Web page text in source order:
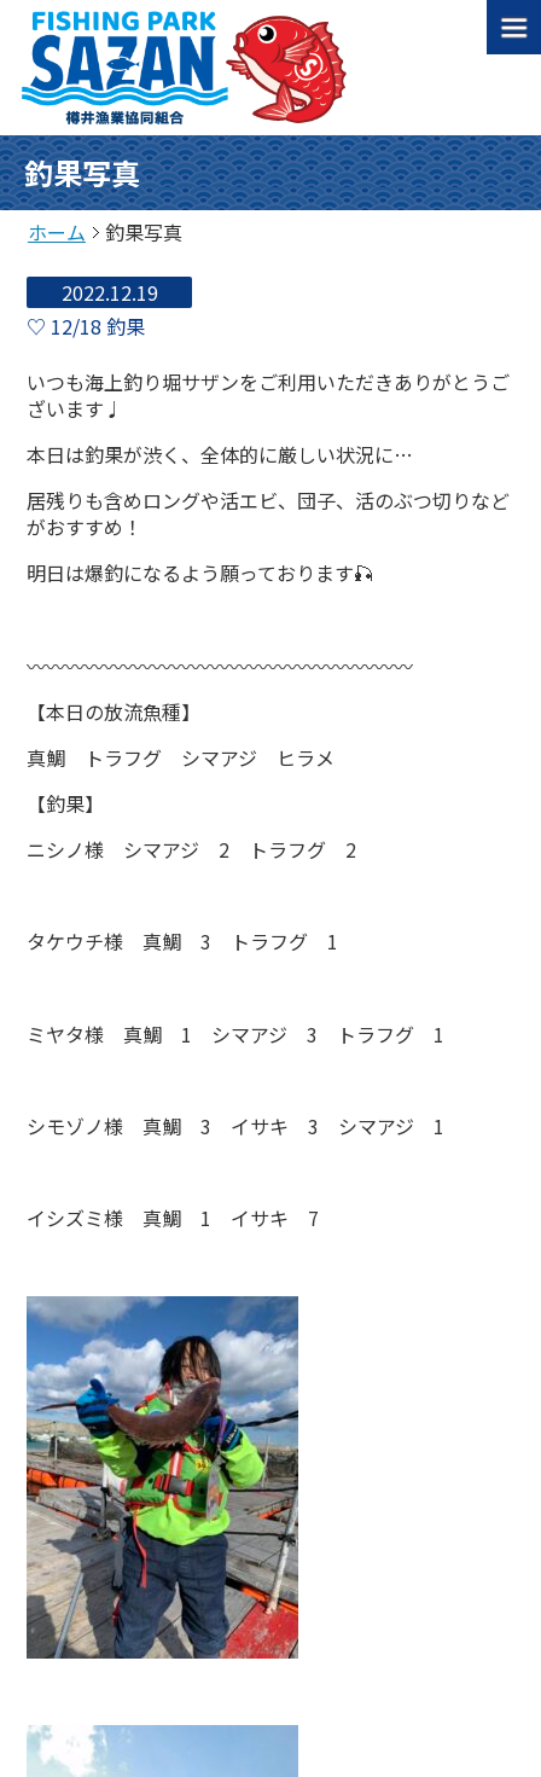
釣果写真
ホーム 釣果写真
2022.12.19
♡ 12/18 釣果
いつも海上釣り堀サザンをご利用いただきありがとうご
ざいます♩
本日は釣果が渋く、全体的に厳しい状況に…
居残りも含めロングや活エビ、団子、活のぶつ切りなど
がおすすめ！
明日は爆釣になるよう願っております🎣
〰〰〰〰〰〰〰〰〰〰〰〰〰〰〰〰〰〰〰〰
【本日の放流魚種】
真鯛 トラフグ シマアジ ヒラメ
【釣果】
ニシノ様 シマアジ 2 トラフグ 2
タケウチ様 真鯛 3 トラフグ 1
ミヤタ様 真鯛 1 シマアジ 3 トラフグ 1
シモゾノ様 真鯛 3 イサキ 3 シマアジ 1
イシズミ様 真鯛 1 イサキ 7